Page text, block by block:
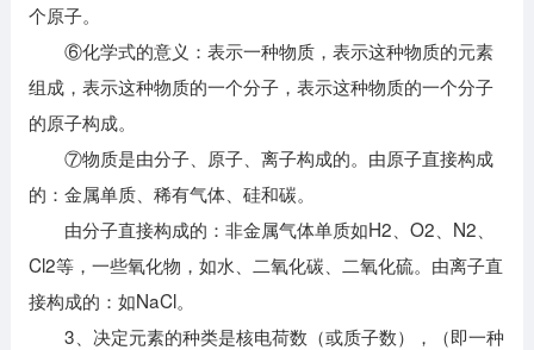
个原子。
⑥化学式的意义：表示一种物质，表示这种物质的元素
组成，表示这种物质的一个分子，表示这种物质的一个分子
的原子构成。
⑦物质是由分子、原子、离子构成的。由原子直接构成
的：金属单质、稀有气体、硅和碳。
由分子直接构成的：非金属气体单质如H2、O2、N2、
Cl2等，一些氧化物，如水、二氧化碳、二氧化硫。由离子直
接构成的：如NaCl。
3、决定元素的种类是核电荷数（或质子数），（即一种